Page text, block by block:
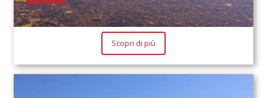
Scopri di più